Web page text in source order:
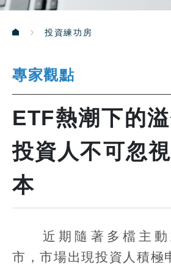
投資練功房
專家觀點
ETF熱潮下的溢
投資人不可忽
本
近期隨著多檔主動
市，市場出現投資人積極